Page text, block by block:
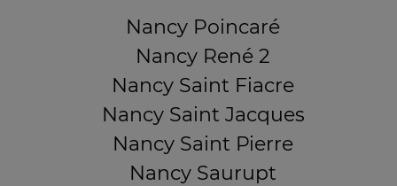
Nancy Poincaré
Nancy René 2
Nancy Saint Fiacre
Nancy Saint Jacques
Nancy Saint Pierre
Nancy Saurupt